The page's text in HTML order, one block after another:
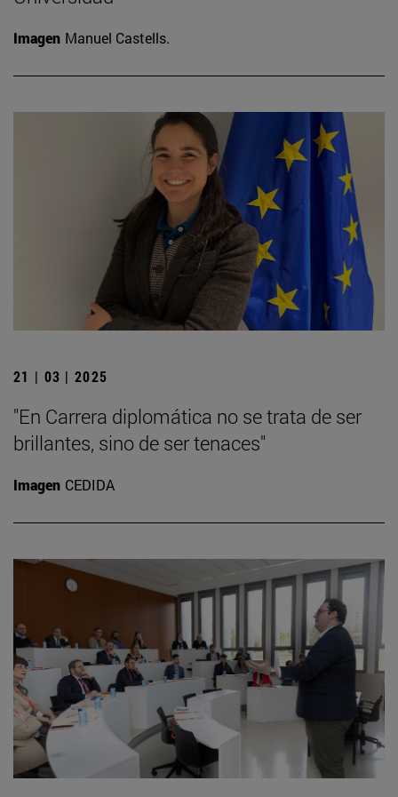
Imagen Manuel Castells.
21 | 03 | 2025
"En Carrera diplomática no se trata de ser
brillantes, sino de ser tenaces"
Imagen CEDIDA